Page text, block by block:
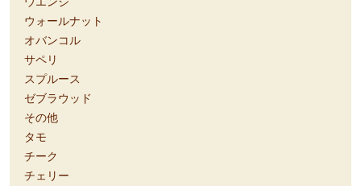
ウォールナット
オバンコル
サペリ
スプルース
ゼブラウッド
その他
タモ
チーク
チェリー